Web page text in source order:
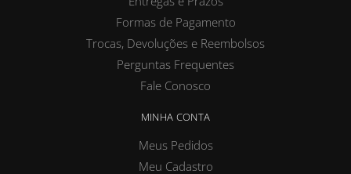
Formas de Pagamento
Trocas, Devoluções e Reembolsos
Perguntas Frequentes
Fale Conosco
MINHA CONTA
Meus Pedidos
Meu Cadastro